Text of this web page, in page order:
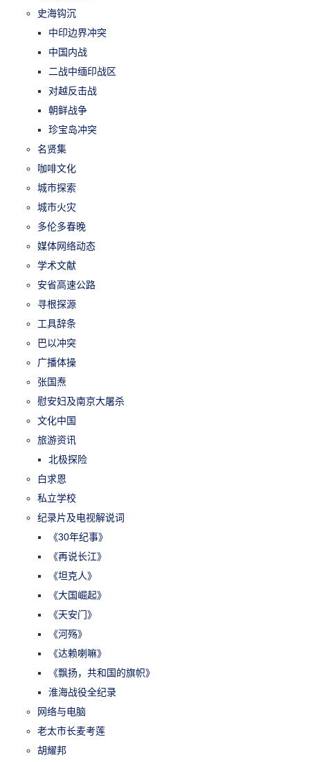
史海钩沉
中印边界冲突
中国内战
二战中缅印战区
对越反击战
朝鲜战争
珍宝岛冲突
名贤集
咖啡文化
城市探索
城市火灾
多伦多春晚
媒体网络动态
学术文献
安省高速公路
寻根探源
工具辞条
巴以冲突
广播体操
张国焘
慰安妇及南京大屠杀
文化中国
旅游资讯
北极探险
白求恩
私立学校
纪录片及电视解说词
《30年纪事》
《再说长江》
《坦克人》
《大国崛起》
《天安门》
《河殇》
《达赖喇嘛》
《飘扬，共和国的旗帜》
淮海战役全纪录
网络与电脑
老太市长麦考莲
胡耀邦